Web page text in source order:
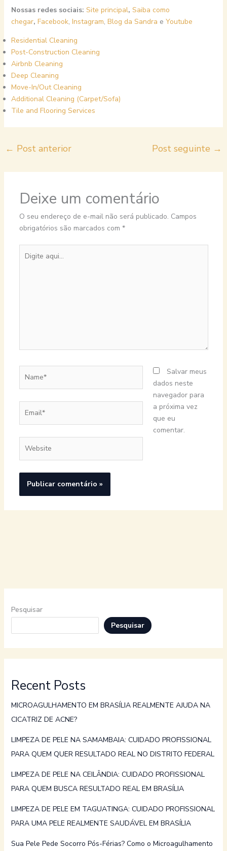
Nossas redes sociais: Site principal, Saiba como
chegar, Facebook, Instagram, Blog da Sandra e Youtube
Residential Cleaning
Post-Construction Cleaning
Airbnb Cleaning
Deep Cleaning
Move-In/Out Cleaning
Additional Cleaning (Carpet/Sofa)
Tile and Flooring Services
← Post anterior Post seguinte →
Deixe um comentário
O seu endereço de e-mail não será publicado. Campos
obrigatórios são marcados com *
aqui...
Salvar meus
dados neste
navegador para
a próxima vez
que eu
comentar.
Pesquisar
Pesquisar
Recent Posts
MICROAGULHAMENTO EM BRASÍLIA REALMENTE AJUDA NA
CICATRIZ DE ACNE?
LIMPEZA DE PELE NA SAMAMBAIA: CUIDADO PROFISSIONAL
PARA QUEM QUER RESULTADO REAL NO DISTRITO FEDERAL
LIMPEZA DE PELE NA CEILÂNDIA: CUIDADO PROFISSIONAL
PARA QUEM BUSCA RESULTADO REAL EM BRASÍLIA
LIMPEZA DE PELE EM TAGUATINGA: CUIDADO PROFISSIONAL
PARA UMA PELE REALMENTE SAUDÁVEL EM BRASÍLIA
Sua Pele Pede Socorro Pós-Férias? Como o Microagulhamento